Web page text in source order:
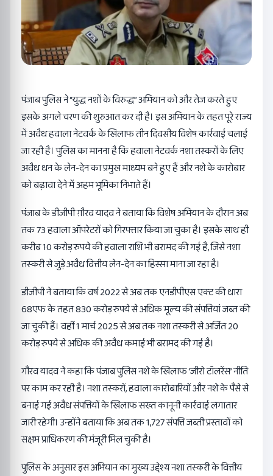
पंजाब पुलिस ने “युद्ध नशों के विरुद्ध” अभियान को और तेज करते हुए
इसके अगले चरण की शुरुआत कर दी है। इस अभियान के तहत पूरे राज्य
में अवैध हवाला नेटवर्क के खिलाफ तीन दिवसीय विशेष कार्रवाई चलाई
जा रही है। पुलिस का मानना है कि हवाला नेटवर्क नशा तस्करों के लिए
अवैध धन के लेन-देन का प्रमुख माध्यम बने हुए हैं और नशे के कारोबार
को बढ़ावा देने में अहम भूमिका निभाते हैं।
पंजाब के डीजीपी ग़ौरव यादव ने बताया कि विशेष अभियान के दौरान अब
तक 73 हवाला ऑपरेटरों को गिरफ्तार किया जा चुका है। इसके साथ ही
करीब 10 करोड़ रुपये की हवाला राशि भी बरामद की गई है, जिसे नशा
तस्करी से जुड़े अवैध वित्तीय लेन-देन का हिस्सा माना जा रहा है।
डीजीपी ने बताया कि वर्ष 2022 से अब तक एनडीपीएस एक्ट की धारा
68एफ के तहत 830 करोड़ रुपये से अधिक मूल्य की संपत्तियां जब्त की
जा चुकी हैं। वहीं 1 मार्च 2025 से अब तक नशा तस्करी से अर्जित 20
करोड़ रुपये से अधिक की अवैध कमाई भी बरामद की गई है।
गौरव यादव ने कहा कि पंजाब पुलिस नशे के खिलाफ ‘जीरो टॉलरेंस’ नीति
पर काम कर रही है। नशा तस्करों, हवाला कारोबारियों और नशे के पैसे से
बनाई गई अवैध संपत्तियों के खिलाफ सख्त कानूनी कार्रवाई लगातार
जारी रहेगी। उन्होंने बताया कि अब तक 1,727 संपत्ति जब्ती प्रस्तावों को
सक्षम प्राधिकरण की मंजूरी मिल चुकी है।
पुलिस के अनुसार इस अभियान का मुख्य उद्देश्य नशा तस्करी के वित्तीय